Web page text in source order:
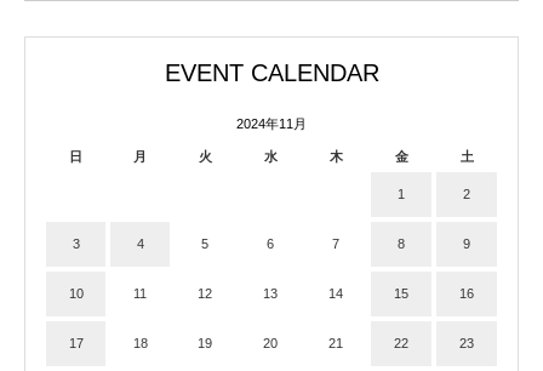
EVENT CALENDAR
2024年11月
日 月 火 水 木 金 土
1 2
3 4 5 6 7 8 9
10 11 12 13 14 15 16
17 18 19 20 21 22 23